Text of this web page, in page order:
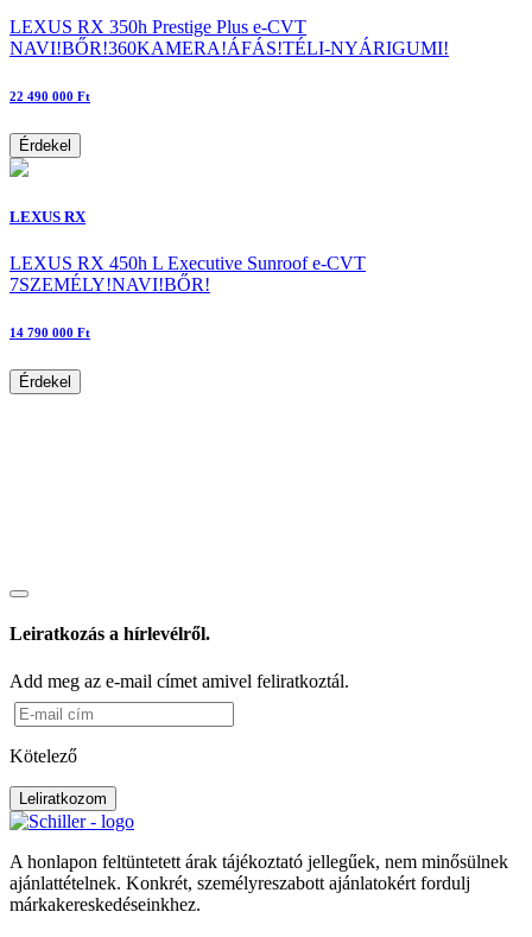
LEXUS RX 350h Prestige Plus e-CVT
NAVI!BŐR!360KAMERA!ÁFÁS!TÉLI-NYÁRIGUMI!
22 490 000 Ft
Érdekel
LEXUS RX
LEXUS RX 450h L Executive Sunroof e-CVT
7SZEMÉLY!NAVI!BŐR!
14 790 000 Ft
Érdekel
Leiratkozás a hírlevélről.
Add meg az e-mail címet amivel feliratkoztál.
Kötelező
Leliratkozom
A honlapon feltüntetett árak tájékoztató jellegűek, nem minősülnek
ajánlattételnek. Konkrét, személyreszabott ajánlatokért fordulj
márkakereskedéseinkhez.